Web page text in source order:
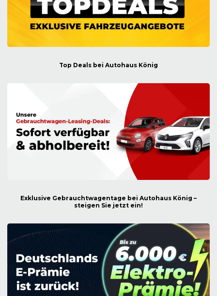
Top Deals bei Autohaus König
Exklusive Gebrauchtwagentage bei Autohaus König –
steigen Sie jetzt ein!